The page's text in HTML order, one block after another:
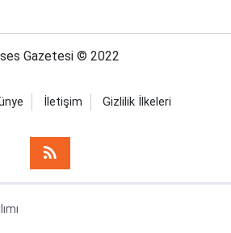
Gazetesi © 2022
İletişim Gizlilik İlkeleri